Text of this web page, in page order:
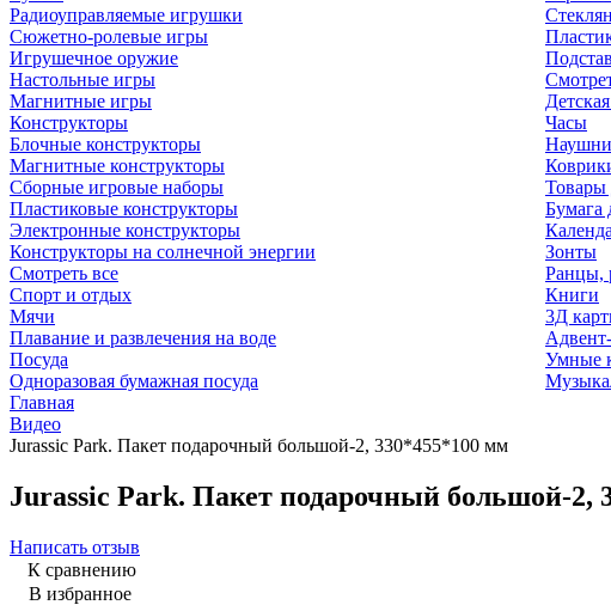
Радиоуправляемые игрушки
Сюжетно-ролевые игры
Игрушечное оружие
Настольные игры
Магнитные игры
Конструкторы
Блочные конструкторы
Магнитные конструкторы
Сборные игровые наборы
Пластиковые конструкторы
Электронные конструкторы
Конструкторы на солнечной энергии
Смотреть все
Спорт и отдых
Мячи
Плавание и развлечения на воде
Посуда
Одноразовая бумажная посуда
Часы
Товары
Бумага
Зонты
Ранцы,
Книги
3Д
Умные
Главная
Видео
Jurassic Park. Пакет подарочный большой-2, 330*455*100 мм
Jurassic Park. Пакет подарочный большой-2,
Написать отзыв
К сравнению
В избранное